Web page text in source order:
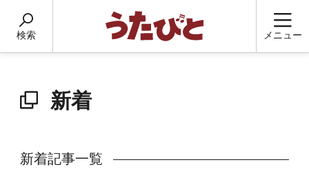
検索 メニュー
新着
新着記事一覧